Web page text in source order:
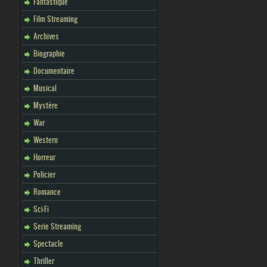
Film Streaming
Archives
Biographie
Documentaire
Musical
Mystère
War
Western
Horreur
Policier
Romance
Sci-Fi
Serie Streaming
Spectacle
Thriller